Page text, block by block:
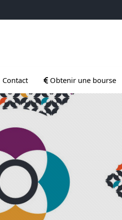
Contact Obtenir une bourse